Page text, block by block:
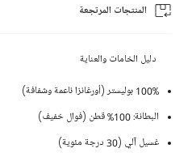
المنتجات المرتجعة
دليل الخامات والعناية
100% بوليستر (أورغانزا ناعمة وشفافة)
البطانة: 100% قطن (فوال خفيف)
غسيل آلي (30 درجة مئوية)